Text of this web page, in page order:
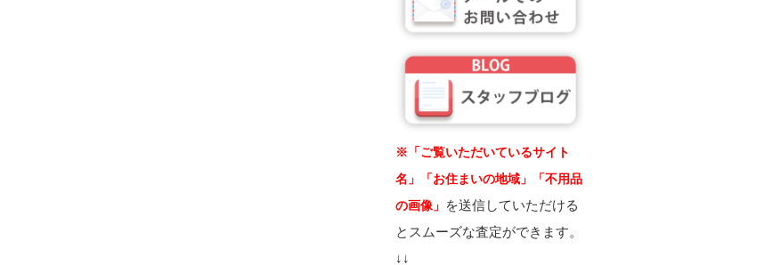
※「ご覧いただいているサイト
名」「お住まいの地域」「不用品
の画像」 を送信していただける
とスムーズな査定ができます。
↓↓